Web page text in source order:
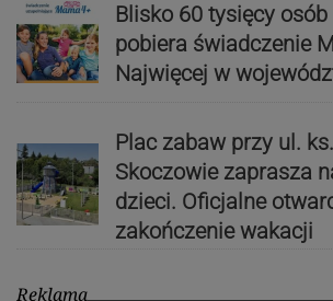
Blisko 60 tysięcy
pobiera świadczenie
Najwięcej w
Plac zabaw przy ul.
Skoczowie zaprasza
dzieci. Oficjalne
zakończenie wakacji
Reklama